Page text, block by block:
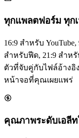
ทุกแพลตฟอร์ม ทุก
16:9 สำหรับ
สำหรับฟีด, 21:9 สำห
ตัวที่จับคู่กับไฟล์อ้าง
หน้าจอที่คุณเผยแพร่
คุณภาพระดับเอลีท